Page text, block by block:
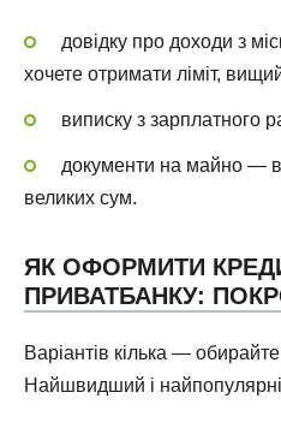
довідку про доходи з
хочете отримати ліміт,
виписку з зарплатного
документи на майно —
великих сум.
ЯК ОФОРМИТИ
ПРИВАТБАНКУ:
Варіантів кілька —
Найшвидший і